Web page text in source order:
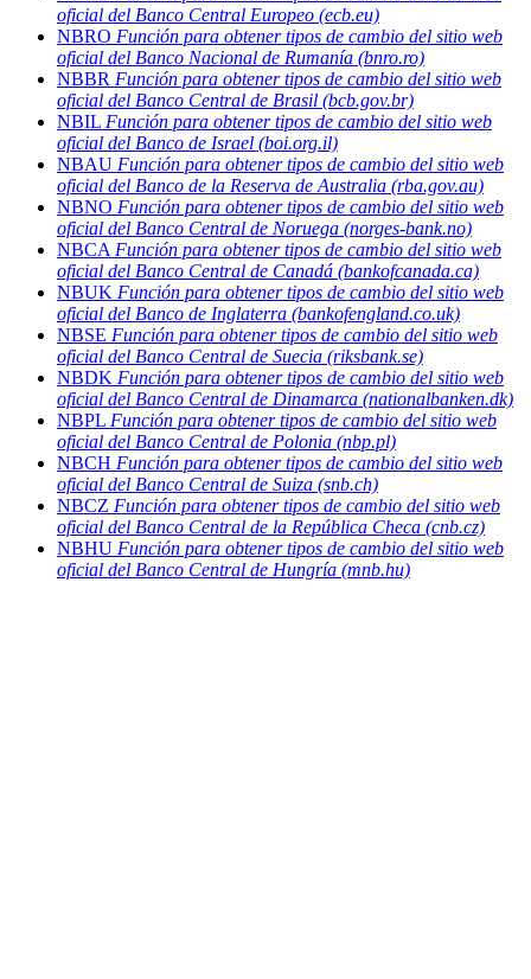
oficial del Banco Central Europeo (ecb.eu)
NBRO Función para obtener tipos de cambio del sitio web
oficial del Banco Nacional de Rumanía (bnro.ro)
NBBR Función para obtener tipos de cambio del sitio web
oficial del Banco Central de Brasil (bcb.gov.br)
NBIL Función para obtener tipos de cambio del sitio web
oficial del Banco de Israel (boi.org.il)
NBAU Función para obtener tipos de cambio del sitio web
oficial del Banco de la Reserva de Australia (rba.gov.au)
NBNO Función para obtener tipos de cambio del sitio web
oficial del Banco Central de Noruega (norges-bank.no)
NBCA Función para obtener tipos de cambio del sitio web
oficial del Banco Central de Canadá (bankofcanada.ca)
NBUK Función para obtener tipos de cambio del sitio web
oficial del Banco de Inglaterra (bankofengland.co.uk)
NBSE Función para obtener tipos de cambio del sitio web
oficial del Banco Central de Suecia (riksbank.se)
NBDK Función para obtener tipos de cambio del sitio web
oficial del Banco Central de Dinamarca (nationalbanken.dk)
NBPL Función para obtener tipos de cambio del sitio web
oficial del Banco Central de Polonia (nbp.pl)
NBCH Función para obtener tipos de cambio del sitio web
oficial del Banco Central de Suiza (snb.ch)
NBCZ Función para obtener tipos de cambio del sitio web
oficial del Banco Central de la República Checa (cnb.cz)
NBHU Función para obtener tipos de cambio del sitio web
oficial del Banco Central de Hungría (mnb.hu)